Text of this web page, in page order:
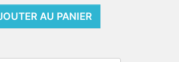
AU PANIER